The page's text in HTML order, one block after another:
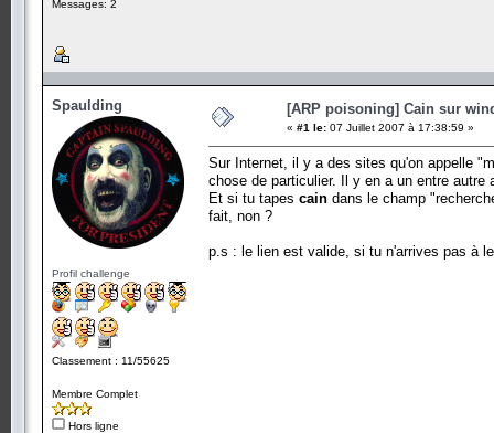
Messages: 2
Spaulding
Profil challenge
Classement : 11/55625
Membre Complet
Hors ligne
[ARP poisoning] Cain sur
« #1 le: 07 Juillet 2007 à 17:38:59 »
Sur Internet, il y a des sites qu'on appelle
chose de particulier. Il y en a un entre autre
Et si tu tapes cain dans le champ
fait, non ?
p.s : le lien est valide, si tu n'arrives pas à